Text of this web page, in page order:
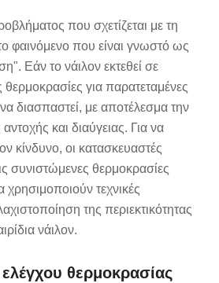
που σχετίζεται με τη
φαινόμενο που είναι γνωστό ως
Εάν το νάιλον εκτεθεί σε
για παρατεταμένες
διασπαστεί, με αποτέλεσμα την
και διαύγειας. Για να
κίνδυνο, οι κατασκευαστές
συνιστώμενες θερμοκρασίες
χρησιμοποιούν τεχνικές
της περιεκτικότητας
νάιλον.
θερμοκρασίας